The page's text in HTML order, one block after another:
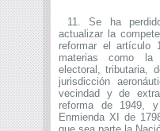
11. Se ha
actualizar la
reformar el artículo
materias como la
electoral, tributaria,
jurisdicción
vecindad y de
reforma de 1949,
Enmienda XI de